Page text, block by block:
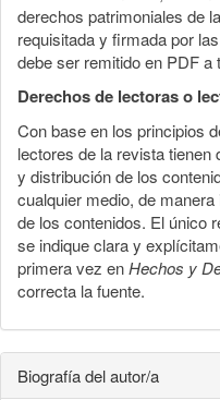
derechos patrimoniales de
requisitada y firmada por
debe ser remitido en PDF
Derechos de lectoras o
Con base en los principios
lectores de la revista tienen
y distribución de los
cualquier medio, de
de los contenidos. El único
se indique clara y
primera vez enHechos y
correcta la fuente.
Biografía del autor/a